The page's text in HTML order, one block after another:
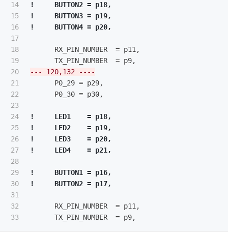
14
15
16
17
18
19
20
21
22
23
24
25
26
27
28
29
30
31
32
!     BUTTON2 = p18,
!     BUTTON3 = p19,
      RX_PIN_NUMBER  = p11,
      P0_29 = p29,
      P0_30 = p30,
!     LED1    = p18,
!     LED2    = p19,
!     LED3    = p20,
!     BUTTON1 = p16,
      RX_PIN_NUMBER  = p11,